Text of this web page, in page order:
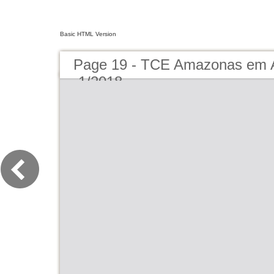
Basic HTML Version
Page 19 - TCE Amazonas em
-1/2018